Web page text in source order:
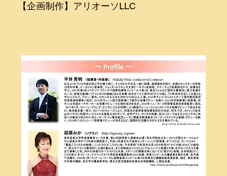
【企画制作】 アリオーソLLC